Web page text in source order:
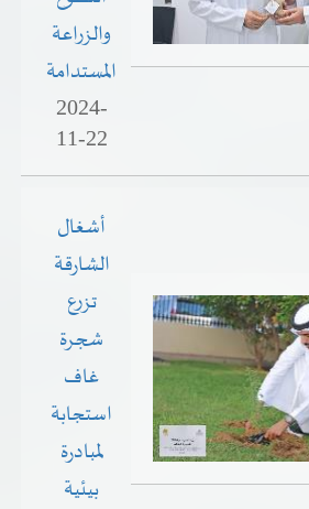
والزراعة
المستدامة
2024-
11-22
أشغال
الشارقة
تزرع
شجرة
غاف
استجابة
لمبادرة
بيئية